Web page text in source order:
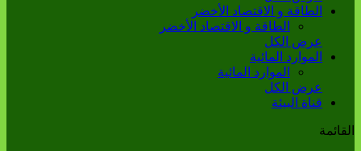
الطاقة و الاقتصاد الأخضر
الطاقة و الاقتصاد الأخضر
عرض الكل
الموارد المائية
الموارد المائية
عرض الكل
قناة البيئة
القائمة